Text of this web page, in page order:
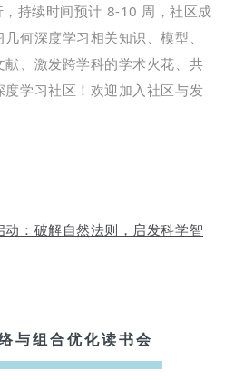
持续时间预计 8-10 周，社区成
何深度学习相关知识、模型、
、激发跨学科的学术火花、共
度学习社区！欢迎加入社区与发
动：破解自然法则，启发科学智
与组合优化读书会